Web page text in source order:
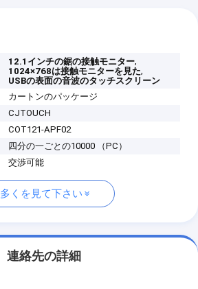
12.1インチの鋸の接触モニター,
1024×768は接触モニターを見た,
USBの表面の音波のタッチスクリーン
カートンのパッケージ
CJTOUCH
COT121-APF02
四分の一ごとの10000 （PC）
交渉可能
多くを見て下さい
連絡先の詳細